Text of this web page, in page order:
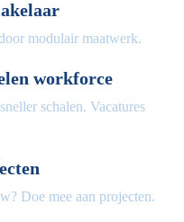
modulair maatwerk.
workforce
schalen. Vacatures
Doe mee aan projecten.